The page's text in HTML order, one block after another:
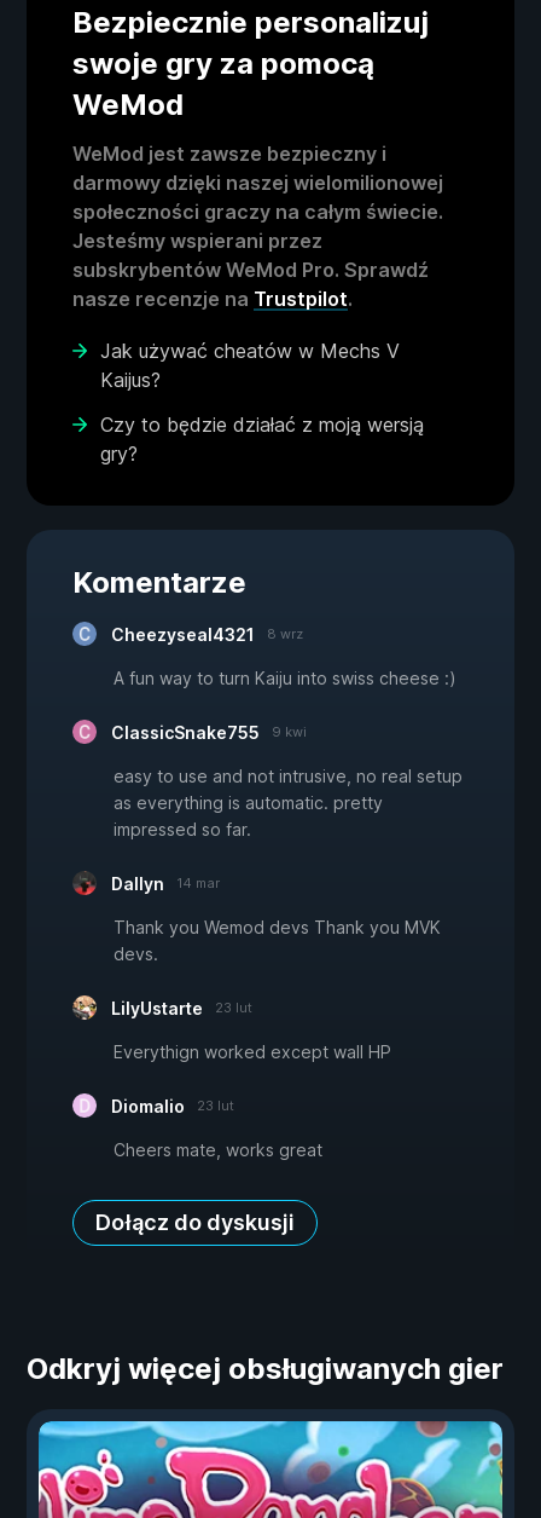
Bezpiecznie personalizuj
swoje gry za pomocą
WeMod
WeMod jest zawsze bezpieczny i
darmowy dzięki naszej wielomilionowej
społeczności graczy na całym świecie.
Jesteśmy wspierani przez
subskrybentów WeMod Pro. Sprawdź
nasze recenzje na Trustpilot.
Jak używać cheatów w Mechs V
Kaijus?
Czy to będzie działać z moją wersją
gry?
Komentarze
Cheezyseal4321 8 wrz
A fun way to turn Kaiju into swiss cheese :)
ClassicSnake755 9 kwi
easy to use and not intrusive, no real setup
as everything is automatic. pretty
impressed so far.
Dallyn 14 mar
Thank you Wemod devs Thank you MVK
devs.
LilyUstarte 23 lut
Everythign worked except wall HP
Diomalio 23 lut
Cheers mate, works great
Dołącz do dyskusji
Odkryj więcej obsługiwanych gier